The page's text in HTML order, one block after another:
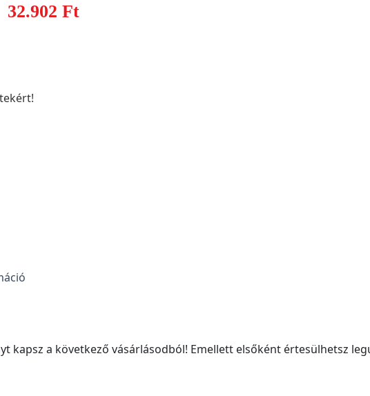
32.902 Ft
kapsz a következő vásárlásodból! Emellett elsőként értesülhetsz